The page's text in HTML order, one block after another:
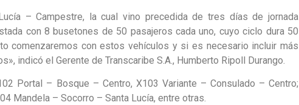
– Campestre, la cual vino precedida de tres días de jornada
con 8 busetones de 50 pasajeros cada uno, cuyo ciclo dura 50
comenzaremos con estos vehículos y si es necesario incluir más
indicó el Gerente de Transcaribe S.A., Humberto Ripoll Durango.
Portal – Bosque – Centro, X103 Variante – Consulado – Centro;
Mandela – Socorro – Santa Lucía, entre otras.